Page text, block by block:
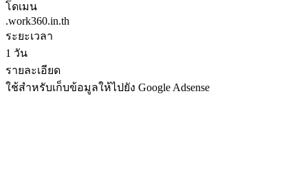
โดเมน
.work360.in.th
ระยะเวลา
1 วัน
รายละเอียด
ใช้สำหรับเก็บข้อมูลให้ไปยัง Google Adsense